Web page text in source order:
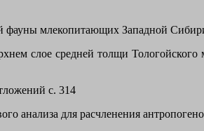
фауны млекопитающих Западной
слое средней толщи Тологойского
с. 314
анализа для расчленения